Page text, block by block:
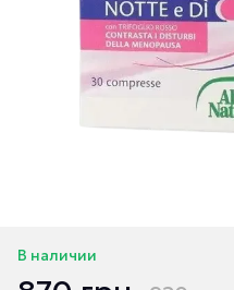
В наличии